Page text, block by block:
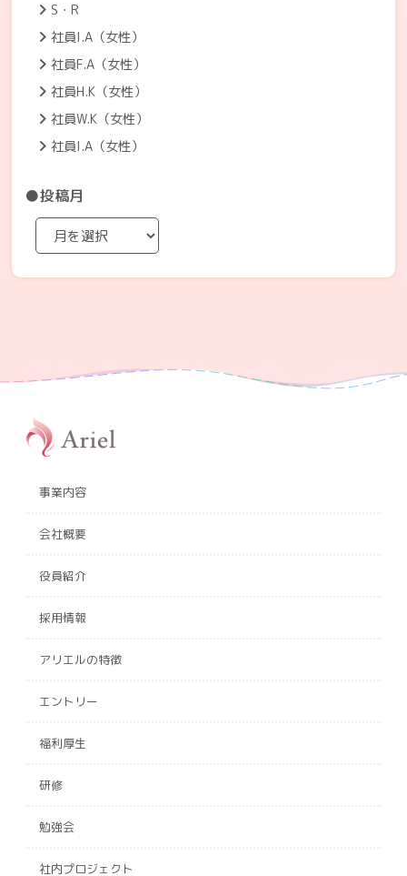
S・R
社員I.A（女性）
社員F.A（女性）
社員H.K（女性）
社員W.K（女性）
社員I.A（女性）
●投稿月
事業内容
会社概要
役員紹介
採用情報
アリエルの特徴
エントリー
福利厚生
研修
勉強会
社内プロジェクト